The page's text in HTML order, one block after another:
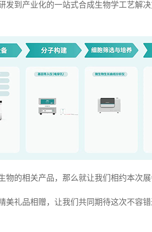
发到产业化的一站式合成生物学工艺解
的相关产品，那么就让我们相约本次展
礼品相赠，让我们共同期待这次不容错